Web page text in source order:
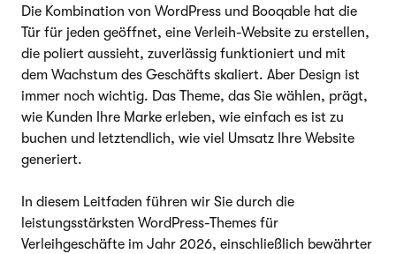
Die Kombination von WordPress und Booqable hat die
Tür für jeden geöffnet, eine Verleih-Website zu erstellen,
die poliert aussieht, zuverlässig funktioniert und mit
dem Wachstum des Geschäfts skaliert. Aber Design ist
immer noch wichtig. Das Theme, das Sie wählen, prägt,
wie Kunden Ihre Marke erleben, wie einfach es ist zu
buchen und letztendlich, wie viel Umsatz Ihre Website
generiert.
In diesem Leitfaden führen wir Sie durch die
leistungsstärksten WordPress-Themes für
Verleihgeschäfte im Jahr 2026, einschließlich bewährter